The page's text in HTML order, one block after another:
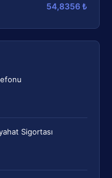
54,8356 ₺
Sigortası